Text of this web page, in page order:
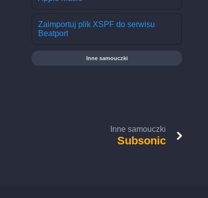
Zaimportuj plik XSPF do serwisu
Beatport
Inne samouczki
Inne samouczki
Subsonic